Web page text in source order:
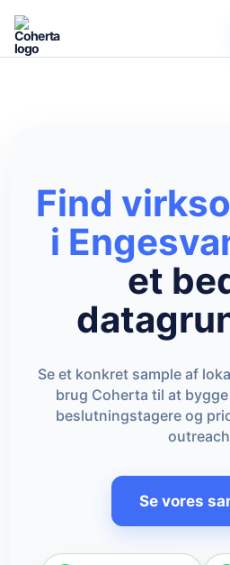
Find
i
et
Se et konkret sample af
brug Coherta til at
beslutningstagere og
Se vores